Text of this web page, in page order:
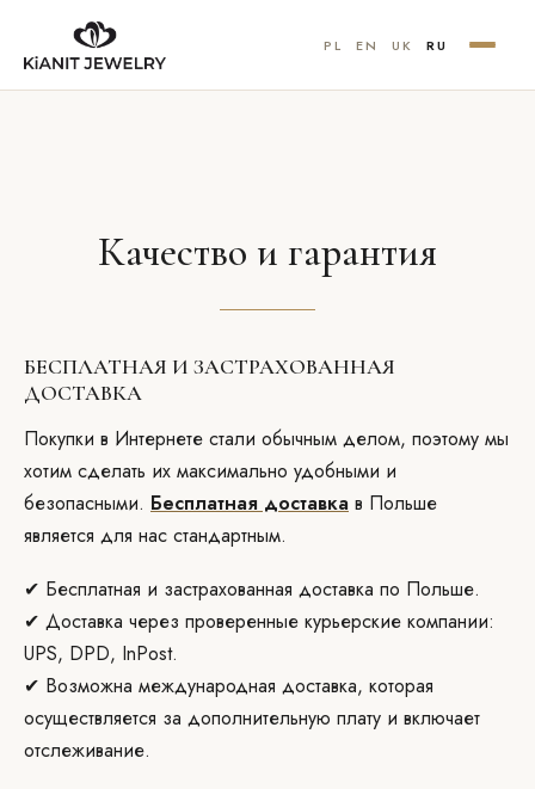
PL EN UK RU
Качество и гарантия
БЕСПЛАТНАЯ И ЗАСТРАХОВАННАЯ
ДОСТАВКА
Покупки в Интернете стали обычным делом, поэтому мы
хотим сделать их максимально удобными и
безопасными. Бесплатная доставка в Польше
является для нас стандартным.
✔ Бесплатная и застрахованная доставка по Польше.
✔ Доставка через проверенные курьерские компании:
UPS, DPD, InPost.
✔ Возможна международная доставка, которая
осуществляется за дополнительную плату и включает
отслеживание.